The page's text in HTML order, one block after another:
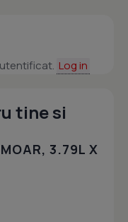
Log in
tine si
3.79L X